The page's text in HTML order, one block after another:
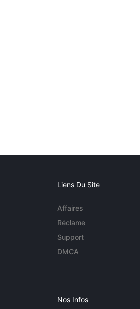
Liens Du Site
Affaires
Réclame
Support
DMCA
Nos Infos